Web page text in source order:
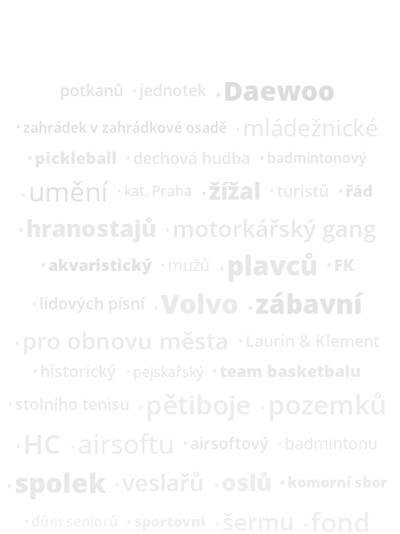
potkanů jednotek Daewoo
zahrádek v zahrádkové osadě mládežnické
pickleball dechová hudba badmintonový
umění kat. Praha žížal turistů řád
akvaristický mužů plavců
FK
lidových písní
zábavní
pejskařský
airsoftový badmintonu
spolek